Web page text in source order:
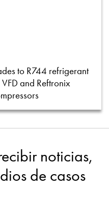
to R744 refrigerant
and Reftronix
noticias,
de casos